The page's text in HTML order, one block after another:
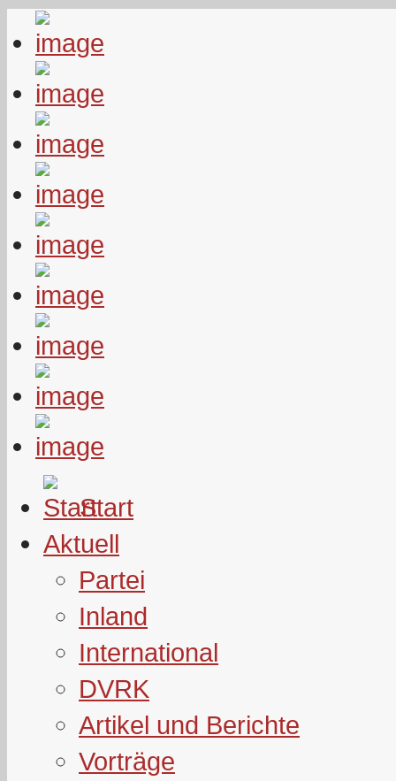
Start
Aktuell
Partei
Inland
International
DVRK
Artikel und Berichte
Vorträge